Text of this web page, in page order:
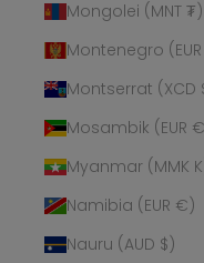
Mongolei (MNT ₮)
Montenegro
Montserrat (XCD
Mosambik (EUR
Myanmar (MMK
Namibia (EUR €)
Nauru (AUD $)